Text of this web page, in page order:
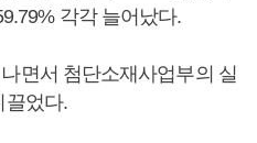
각각 늘어났다.
면서 첨단소재사업부의 실
끌었다.